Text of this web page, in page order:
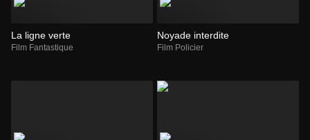
La ligne verte
Film Fantastique
Noyade interdite
Film Policier